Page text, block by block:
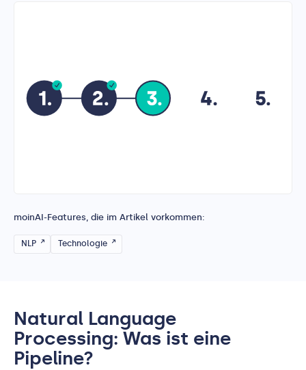
moinAI-Features, die im Artikel vorkommen:
NLP Technologie
Natural Language
Processing: Was ist eine
Pipeline?